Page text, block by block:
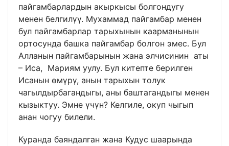
пайгамбарлардын акыркысы болгондугу
менен белгилүү. Мухаммад пайгамбар менен
бул пайгамбарлар тарыхынын каарманынын
ортосунда башка пайгамбар болгон эмес. Бул
Алланын пайгамбарынын жана элчисинин аты
– Иса, Мариям уулу. Бул китепте берилген
Исанын өмүрү, анын тарыхын толук
чагылдырбагандыгы, аны баштагандыгы менен
кызыктуу. Эмне үчүн? Келгиле, окуп чыгып
анан чогуу билели.
Куранда баяндалган жана Кудус шаарында